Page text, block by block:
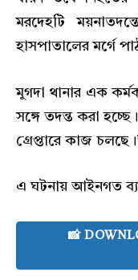
মরদেহটি
হাসপাতালের মর্গে
মুগদা থানার এক
সঙ্গে তদন্ত করা
গ্রেপ্তারে কাজ
এ ঘটনায় আইনগত
📸